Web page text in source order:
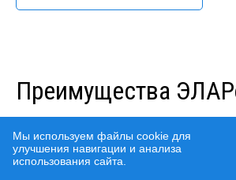
Преимущества
ЭЛАРобот НСМ дополняют, а не
традиционные СХД.
Мы используем файлы cookie для
улучшения навигации и анализа
использования сайта.